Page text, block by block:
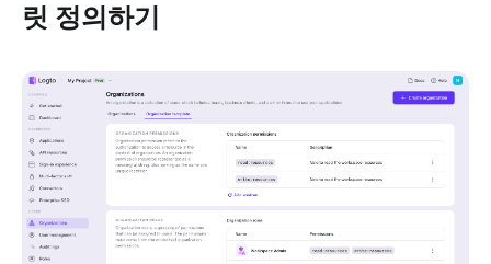
릿 정의하기